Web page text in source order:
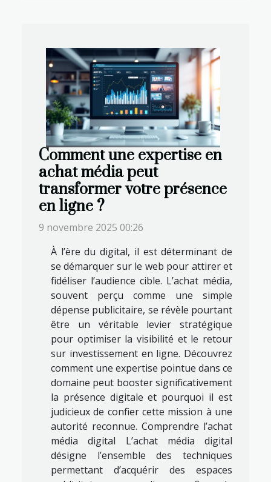
Comment une expertise en
achat média peut
transformer votre présence
en ligne ?
9 novembre 2025 00:26
À l’ère du digital, il est déterminant de
se démarquer sur le web pour attirer et
fidéliser l’audience cible. L’achat média,
souvent perçu comme une simple
dépense publicitaire, se révèle pourtant
être un véritable levier stratégique
pour optimiser la visibilité et le retour
sur investissement en ligne. Découvrez
comment une expertise pointue dans ce
domaine peut booster significativement
la présence digitale et pourquoi il est
judicieux de confier cette mission à une
autorité reconnue. Comprendre l’achat
média digital L’achat média digital
désigne l’ensemble des techniques
permettant d’acquérir des espaces